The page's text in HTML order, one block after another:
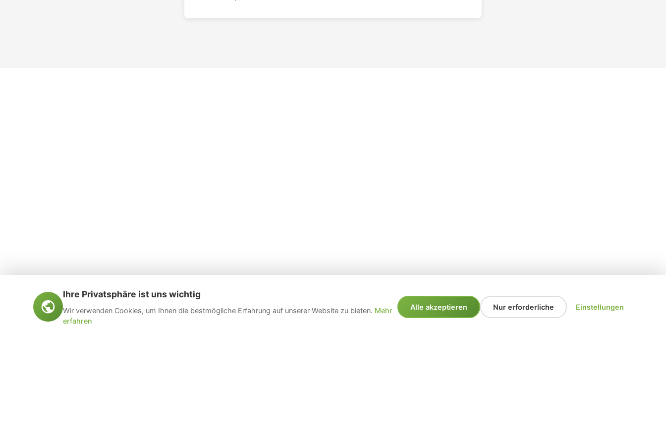
Ihre Privatsphäre ist uns wichtig
Wir verwenden Cookies, um Ihnen die bestmögliche Erfahrung auf unserer Website zu bieten. Mehr
erfahren
Alle akzeptieren Nur erforderliche Einstellungen